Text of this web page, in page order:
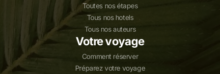
Toutes nos étapes
Tous nos hotels
Tous nos auteurs
Votre voyage
Comment réserver
Préparez votre voyage